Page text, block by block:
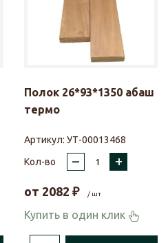
Полок 26*93*1350 абаш
термо
Артикул: УТ-00013468
Кол-во
– +
от 2082 ₽ / шт
Купить в один клик